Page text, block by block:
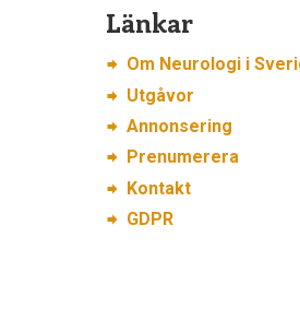
Länkar
Om Neurologi i
Utgåvor
Annonsering
Prenumerera
Kontakt
GDPR